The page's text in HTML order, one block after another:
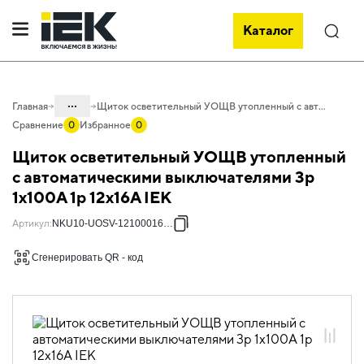
Каталог Поиск
Главная ...
50.05 Щитки осветительные
50.05.02 НКУ Щитки осветительные
Щиток осветительный УОЩВ утопленный с автоматическими выключателями 3p 1х100А 1p 12х16А IEK
Сравнение 0 Избранное 0
Щиток осветительный УОЩВ утопленный
с автоматическими выключателями 3p
1х100А 1p 12х16А IEK
Артикул: NKU10-UOSV-12100016-01
Сгенерировать QR - код